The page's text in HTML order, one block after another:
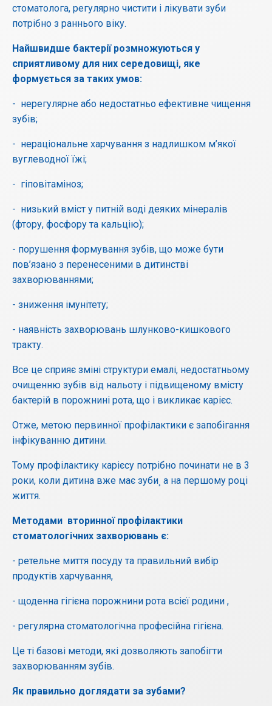
стоматолога, регулярно чистити і лікувати зуби
потрібно з раннього віку.
Найшвидше бактерії розмножуються у
сприятливому для них середовищі, яке
формується за таких умов:
- нерегулярне або недостатньо ефективне чищення
зубів;
- нераціональне харчування з надлишком м’якої
вуглеводної їжі;
- гіповітаміноз;
- низький вміст у питній воді деяких мінералів
(фтору, фосфору та кальцію);
- порушення формування зубів, що може бути
пов’язано з перенесеними в дитинстві
захворюваннями;
- зниження імунітету;
- наявність захворювань шлунково-кишкового
тракту.
Все це сприяє зміні структури емалі, недостатньому
очищенню зубів від нальоту і підвищеному вмісту
бактерій в порожнині рота, що і викликає карієс.
Отже, метою первинної профілактики є запобігання
інфікуванню дитини.
Тому профілактику карієсу потрібно починати не в 3
роки, коли дитина вже має зуби¸ а на першому році
життя.
Методами вторинної профілактики
стоматологічних захворювань є:
- ретельне миття посуду та правильний вибір
продуктів харчування,
- щоденна гігієна порожнини рота всієї родини ,
- регулярна стоматологічна професійна гігієна.
Це ті базові методи, які дозволяють запобігти
захворюванням зубів.
Як правильно доглядати за зубами?